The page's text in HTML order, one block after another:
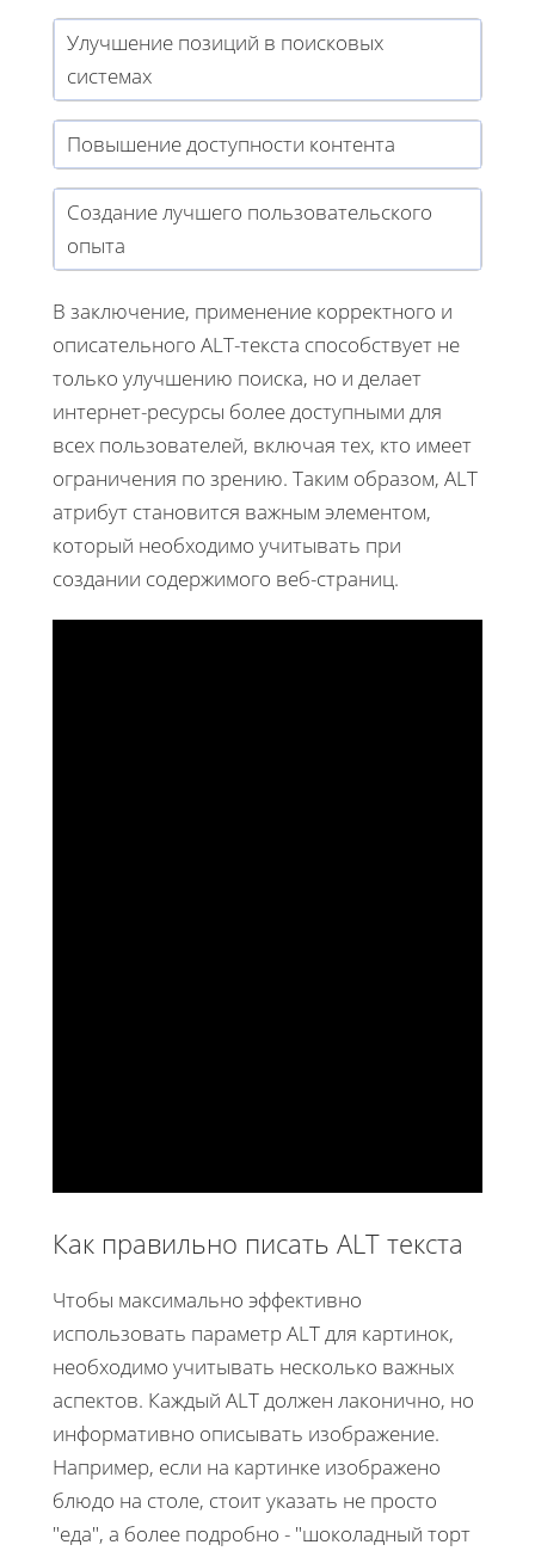
Улучшение позиций в поисковых
системах
Повышение доступности контента
Создание лучшего пользовательского
опыта
В заключение, применение корректного и
описательного ALT-текста способствует не
только улучшению поиска, но и делает
интернет-ресурсы более доступными для
всех пользователей, включая тех, кто имеет
ограничения по зрению. Таким образом, ALT
атрибут становится важным элементом,
который необходимо учитывать при
создании содержимого веб-страниц.
Как правильно писать ALT текста
Чтобы максимально эффективно
использовать параметр ALT для картинок,
необходимо учитывать несколько важных
аспектов. Каждый ALT должен лаконично, но
информативно описывать изображение.
Например, если на картинке изображено
блюдо на столе, стоит указать не просто
"еда", а более подробно - "шоколадный торт